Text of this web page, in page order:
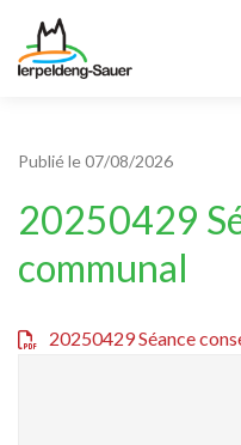
Publié le 07/08/2026
20250429
communal
20250429 Séance